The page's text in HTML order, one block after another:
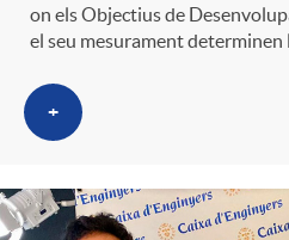
on els Objectius de
el seu mesurament
+